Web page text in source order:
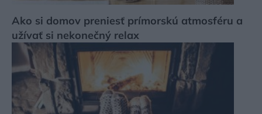
Ako si domov preniesť prímorskú atmosféru a
užívať si nekonečný relax